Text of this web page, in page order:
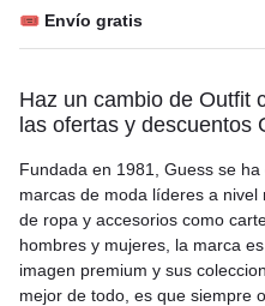
🎟 Envío gratis
Haz un cambio de Outfit
las ofertas y descuentos
Fundada en 1981, Guess se
marcas de moda líderes a
de ropa y accesorios como
hombres y mujeres, la marca
imagen premium y sus
mejor de todo, es que siempre